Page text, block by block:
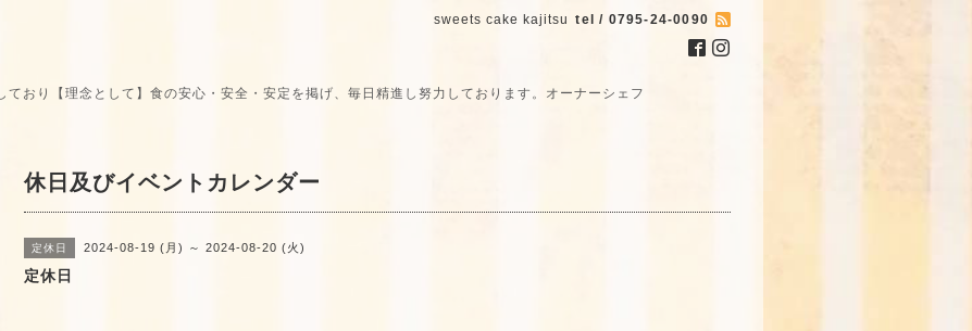
sweets cake kajitsu tel / 0795-24-0090
おり【理念として】食の安心・安全・安定を掲げ、毎日精進し努力しております。オーナーシェフ
休日及びイベントカレンダー
定休日 2024-08-19 (月) ～ 2024-08-20 (火)
定休日